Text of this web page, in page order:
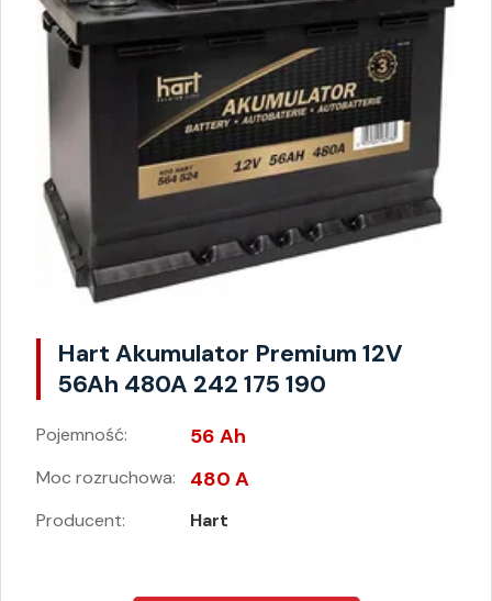
Hart Akumulator Premium 12V
56Ah 480A 242 175 190
Pojemność: 56 Ah
Moc rozruchowa: 480 A
Producent: Hart